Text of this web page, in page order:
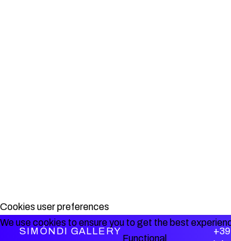
SIMÓNDI GALLERY
Cookies user preferences
We use cookies to ensure you to get the best